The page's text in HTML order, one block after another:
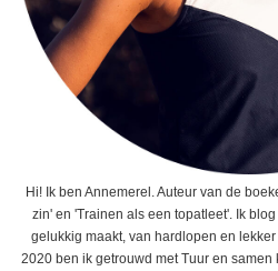
Hi! Ik ben Annemerel. Auteur van de
zin' en 'Trainen als een topatleet'. Ik
gelukkig maakt, van hardlopen en
2020 ben ik getrouwd met Tuur en samen